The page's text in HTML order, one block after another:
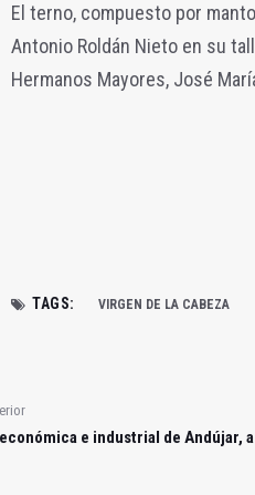
El terno, compuesto por
Antonio Roldán Nieto en su
Hermanos Mayores, José
TAGS: VIRGEN DE LA CABEZA
e industrial de Andújar,